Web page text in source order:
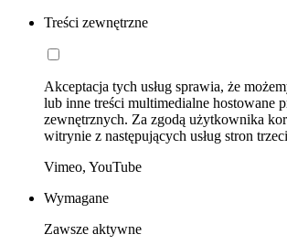
Treści zewnętrzne
Akceptacja tych usług sprawia, że
lub inne treści multimedialne hostowane
zewnętrznych. Za zgodą użytkownika
witrynie z następujących usług stron
Vimeo, YouTube
Wymagane
Zawsze aktywne